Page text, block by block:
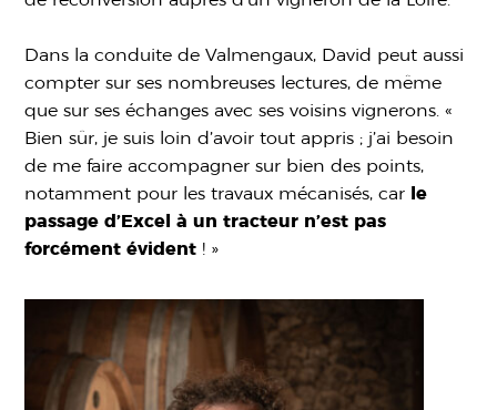
Dans la conduite de Valmengaux, David peut aussi
compter sur ses nombreuses lectures, de même
que sur ses échanges avec ses voisins vignerons. «
Bien sûr, je suis loin d’avoir tout appris ; j’ai besoin
de me faire accompagner sur bien des points,
notamment pour les travaux mécanisés, car le
passage d’Excel à un tracteur n’est pas
forcément évident ! »